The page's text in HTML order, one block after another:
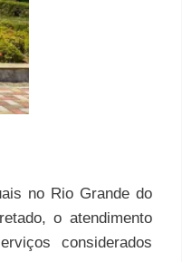
no Rio Grande do
o atendimento
considerados